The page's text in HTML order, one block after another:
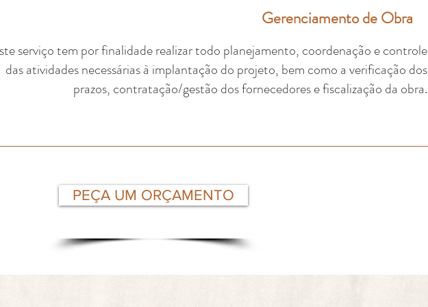
Gerenciamento de Obra
serviço tem por finalidade realizar todo planejamento, coordenação e controle
das atividades necessárias à implantação do projeto, bem como a verificação dos
prazos, contratação/gestão dos fornecedores e fiscalização da obra.
PEÇA UM ORÇAMENTO